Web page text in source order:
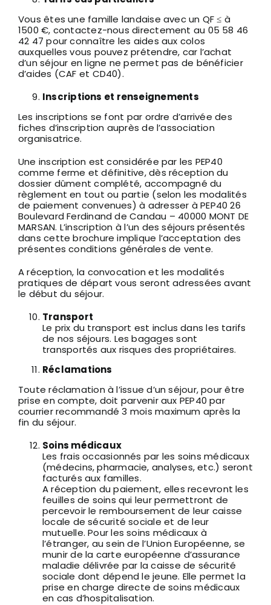
Vous êtes une famille landaise avec un QF ≤ à
1500 €, contactez-nous directement au 05 58 46
42 47 pour connaître les aides aux colos
auxquelles vous pouvez prétendre, car l’achat
d’un séjour en ligne ne permet pas de bénéficier
d’aides (CAF et CD40).
Inscriptions et renseignements
Les inscriptions se font par ordre d’arrivée des
fiches d’inscription auprès de l’association
organisatrice.
Une inscription est considérée par les PEP40
comme ferme et définitive, dès réception du
dossier dûment complété, accompagné du
règlement en tout ou partie (selon les modalités
de paiement convenues) à adresser à PEP40 26
Boulevard Ferdinand de Candau – 40000 MONT DE
MARSAN. L’inscription à l’un des séjours présentés
dans cette brochure implique l’acceptation des
présentes conditions générales de vente.
A réception, la convocation et les modalités
pratiques de départ vous seront adressées avant
le début du séjour.
Transport
Le prix du transport est inclus dans les tarifs
de nos séjours. Les bagages sont
transportés aux risques des propriétaires.
Réclamations
Toute réclamation à l’issue d’un séjour, pour être
prise en compte, doit parvenir aux PEP40 par
courrier recommandé 3 mois maximum après la
fin du séjour.
Soins médicaux
Les frais occasionnés par les soins médicaux
(médecins, pharmacie, analyses, etc.) seront
facturés aux familles.
A réception du paiement, elles recevront les
feuilles de soins qui leur permettront de
percevoir le remboursement de leur caisse
locale de sécurité sociale et de leur
mutuelle. Pour les soins médicaux à
l’étranger, au sein de l’Union Européenne, se
munir de la carte européenne d’assurance
maladie délivrée par la caisse de sécurité
sociale dont dépend le jeune. Elle permet la
prise en charge directe de soins médicaux
en cas d’hospitalisation.